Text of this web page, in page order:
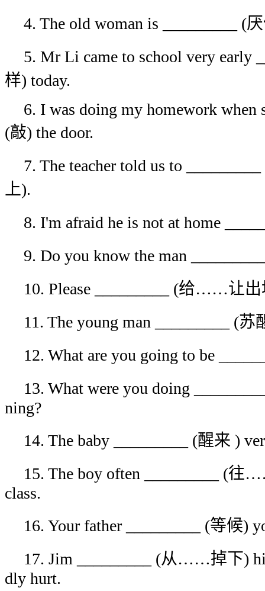
4. The old woman is _________ (
5. Mr Li came to school very early
样) today.
6. I was doing my homework when
(敲) the door.
7. The teacher told us to
上).
8. I'm afraid he is not at home
9. Do you know the man
10. Please _________ (给……让出
11. The young man _________ (苏
12. What are you going to be
13. What were you doing
ning?
14. The baby _________ (醒来 )
15. The boy often _________ (
class.
16. Your father _________ (等候)
17. Jim _________ (从……掉下)
dly hurt.